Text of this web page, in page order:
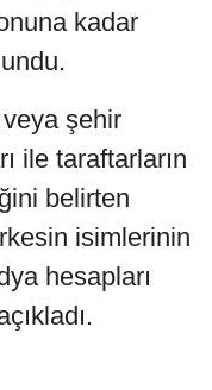
kadar
şehir
ile taraftarların
belirten
isimlerinin
hesapları